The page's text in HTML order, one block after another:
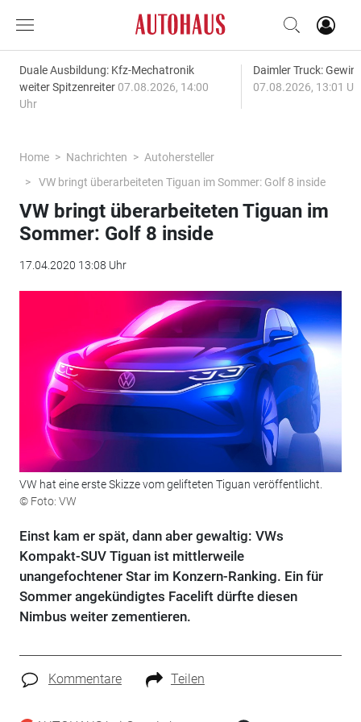
Duale Ausbildung: Kfz-Mechatronik
weiter Spitzenreiter 07.08.2026, 14:00
Uhr
Daimler Truck:
07.08.2026, 13:01
Home Nachrichten
Autohersteller
VW bringt überarbeiteten Tiguan im Sommer: Golf 8 inside
VW bringt überarbeiteten Tiguan im
Sommer: Golf 8 inside
17.04.2020 13:08 Uhr
VW hat eine erste Skizze vom gelifteten Tiguan veröffentlicht.
© Foto: VW
Einst kam er spät, dann aber gewaltig: VWs
Kompakt-SUV Tiguan ist mittlerweile
unangefochtener Star im Konzern-Ranking. Ein für
Sommer angekündigtes Facelift dürfte diesen
Nimbus weiter zementieren.
Kommentare Teilen